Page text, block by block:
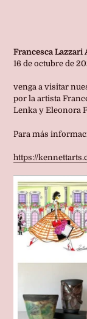
Francesca Lazzari
16 de octubre de
venga a visitar
por la artista
Lenka y Eleonora
Para más
https://